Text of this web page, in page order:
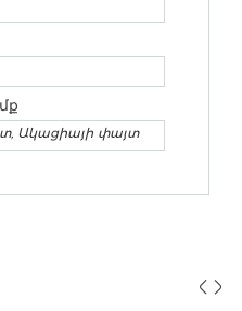
Ակացիայի փայտ